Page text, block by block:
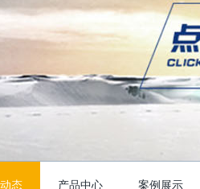
态 产品中心 案例展示